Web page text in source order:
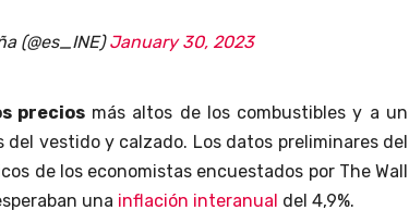
(@es_INE)January 30, 2023
preciosmás altos de los combustibles y a un
del vestido y calzado. Los datos preliminares del
de los economistas encuestados por The Wall
una inflación interanual del 4,9%.